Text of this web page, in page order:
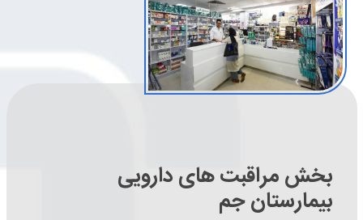
بخش مراقبت های دارویی
بیمارستان جم